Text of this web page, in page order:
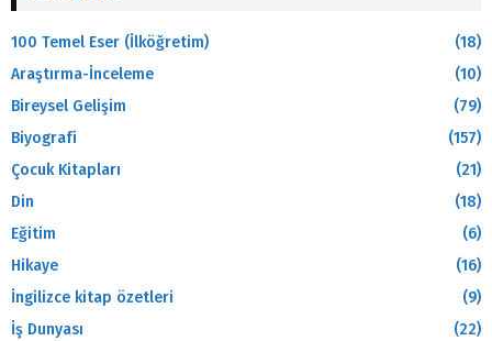
100 Temel Eser (İlköğretim)
(18)
Araştırma-İnceleme
(10)
Bireysel Gelişim
(79)
Biyografi
(157)
Çocuk Kitapları
(21)
Din
(18)
Eğitim
(6)
Hikaye
(16)
İngilizce kitap özetleri
(9)
İş Dunyası
(22)